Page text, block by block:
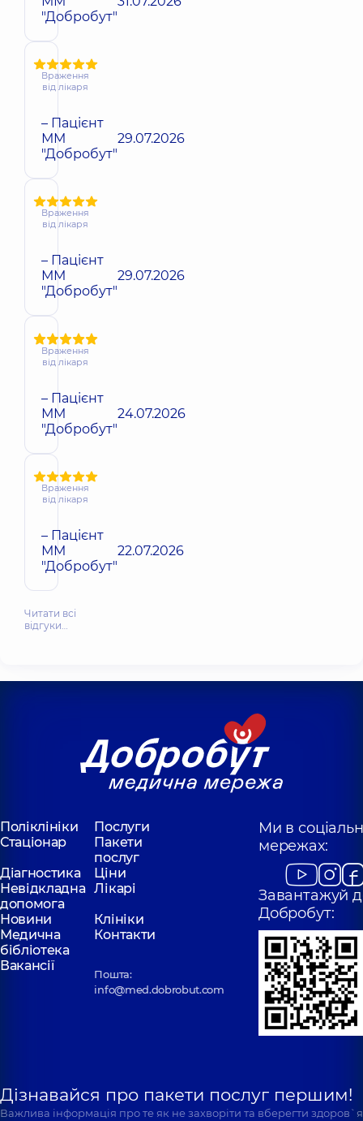
"Добробут"
Враження
від лікаря
– Пацієнт
ММ
"Добробут"
29.07.2026
Враження
від лікаря
– Пацієнт
ММ
"Добробут"
29.07.2026
Враження
від лікаря
– Пацієнт
ММ
"Добробут"
24.07.2026
Враження
від лікаря
– Пацієнт
ММ
"Добробут"
22.07.2026
Читати всі
відгуки…
Поліклініки
Послуги
Стаціонар
Пакети
послуг
Діагностика
Ціни
Невідкладна
допомога
Лікарі
Новини
Клініки
Медична
бібліотека
Контакти
Вакансії
Пошта:
info@med.dobrobut.com
Ми в
мережах:
Завантажуй
Добробут:
Дізнавайся про пакети послуг першим!
Важлива інформація про те як не захворіти та вберегти